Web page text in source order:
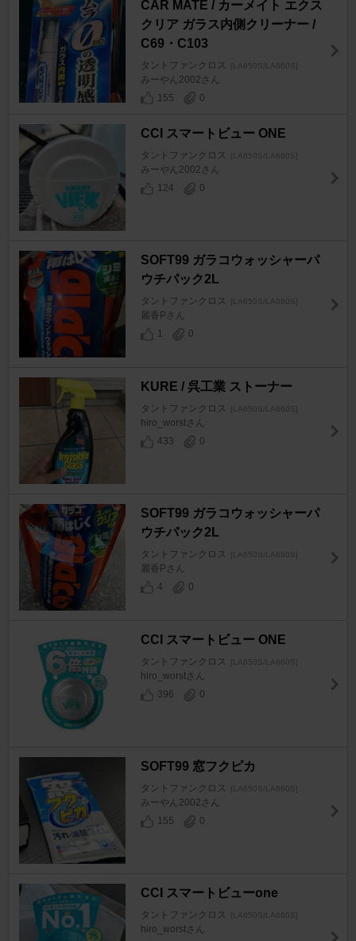
CAR MATE / カーメイト エクス
クリア ガラス内側クリーナー /
C69・C103
タントファンクロス [LA650S/LA660S]
みーやん2002さん
155
0
CCI スマートビュー ONE
タントファンクロス [LA650S/LA660S]
みーやん2002さん
124
0
SOFT99 ガラコウォッシャーパ
ウチパック2L
タントファンクロス [LA650S/LA660S]
麗香Pさん
1
0
KURE / 呉工業 ストーナー
タントファンクロス [LA650S/LA660S]
hiro_worstさん
433
0
SOFT99 ガラコウォッシャーパ
ウチパック2L
タントファンクロス [LA650S/LA660S]
麗香Pさん
4
0
CCI スマートビュー ONE
タントファンクロス [LA650S/LA660S]
hiro_worstさん
396
0
SOFT99 窓フクピカ
タントファンクロス [LA650S/LA660S]
みーやん2002さん
155
0
CCI スマートビューone
タントファンクロス [LA650S/LA660S]
hiro_worstさん